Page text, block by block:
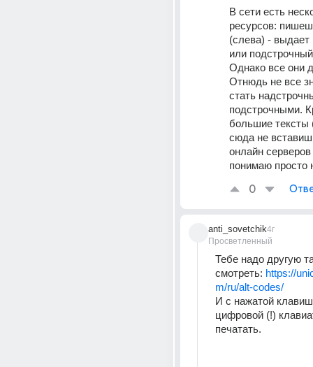
В сети есть
ресурсов:
(слева) - выдает
или подстрочный
Однако все они
Отнюдь не все
стать
подстрочными.
большие тексты
сюда не
онлайн серверов
понимаю просто
0
anti_sovetchik
Просветленный
4г
Тебе надо другую
смотреть: https://
m/ru/alt-codes/
И с нажатой
цифровой (!)
печатать.